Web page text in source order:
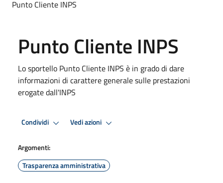
Punto Cliente INPS
Punto Cliente INPS
Lo sportello Punto Cliente INPS è in grado di dare
informazioni di carattere generale sulle prestazioni
erogate dall'INPS
Condividi Vedi azioni
Argomenti:
Trasparenza amministrativa